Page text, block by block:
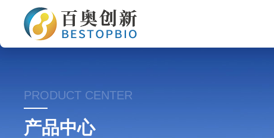
PRODUCT CENTER
产品中心